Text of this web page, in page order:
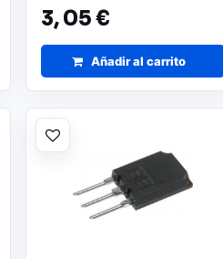
3,05 €
Añadir al carrito